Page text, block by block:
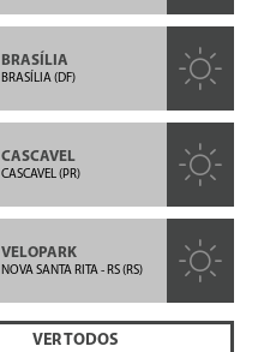
BRASÍLIA
BRASÍLIA (DF)
CASCAVEL
CASCAVEL (PR)
VELOPARK
NOVA SANTA RITA - RS (RS)
VER TODOS